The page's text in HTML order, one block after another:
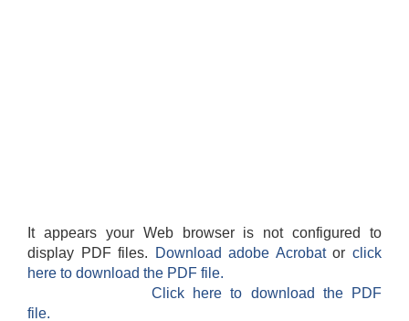
It appears your Web browser is not configured to
display PDF files.
Download adobe Acrobatorclick
here to download the PDF file.
Click here to download the PDF
file.